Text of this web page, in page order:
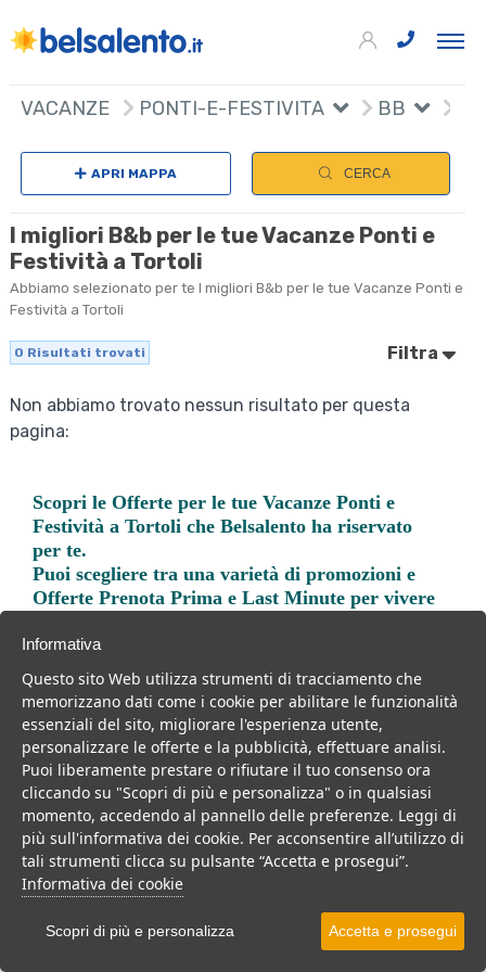
VACANZE PONTI-E-FESTIVITA BB
APRI MAPPA CERCA
I migliori B&b per le tue Vacanze Ponti e
Festività a Tortoli
Abbiamo selezionato per te I migliori B&b per le tue Vacanze Ponti e
Festività a Tortoli
0 Risultati trovati Filtra
Non abbiamo trovato nessun risultato per questa
pagina:
Scopri leOfferte per le tue Vacanze Ponti e
Festività a Tortoli che Belsalento ha riservato
per te.
Puoi scegliere tra una varietà di promozioni e
Offerte Prenota Prima e Last Minute per vivere
Trova la soluzione migliore per la tua prossima
vacanza.
Noi di belsalento.it abbiamo selezionato per te le migliori mete, i
migliori servizi, le migliori offerte per il tuo prossimo viaggio.
Informativa
Questo sito Web utilizza strumenti di tracciamento che
memorizzano dati come i cookie per abilitare le funzionalità
essenziali del sito, migliorare l'esperienza utente,
personalizzare le offerte e la pubblicità, effettuare analisi.
Puoi liberamente prestare o rifiutare il tuo consenso ora
cliccando su "Scopri di più e personalizza" o in qualsiasi
momento, accedendo al pannello delle preferenze. Leggi di
più sull'informativa dei cookie. Per acconsentire all’utilizzo di
tali strumenti clicca su pulsante “Accetta e prosegui”.
Informativa dei cookie
Scopri di più e personalizza Accetta e prosegui